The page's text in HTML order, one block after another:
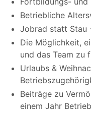
Betriebliche
Jobrad statt Stau
Die Möglichkeit,
und das Team zu
Urlaubs &
Beiträge zu
einem Jahr